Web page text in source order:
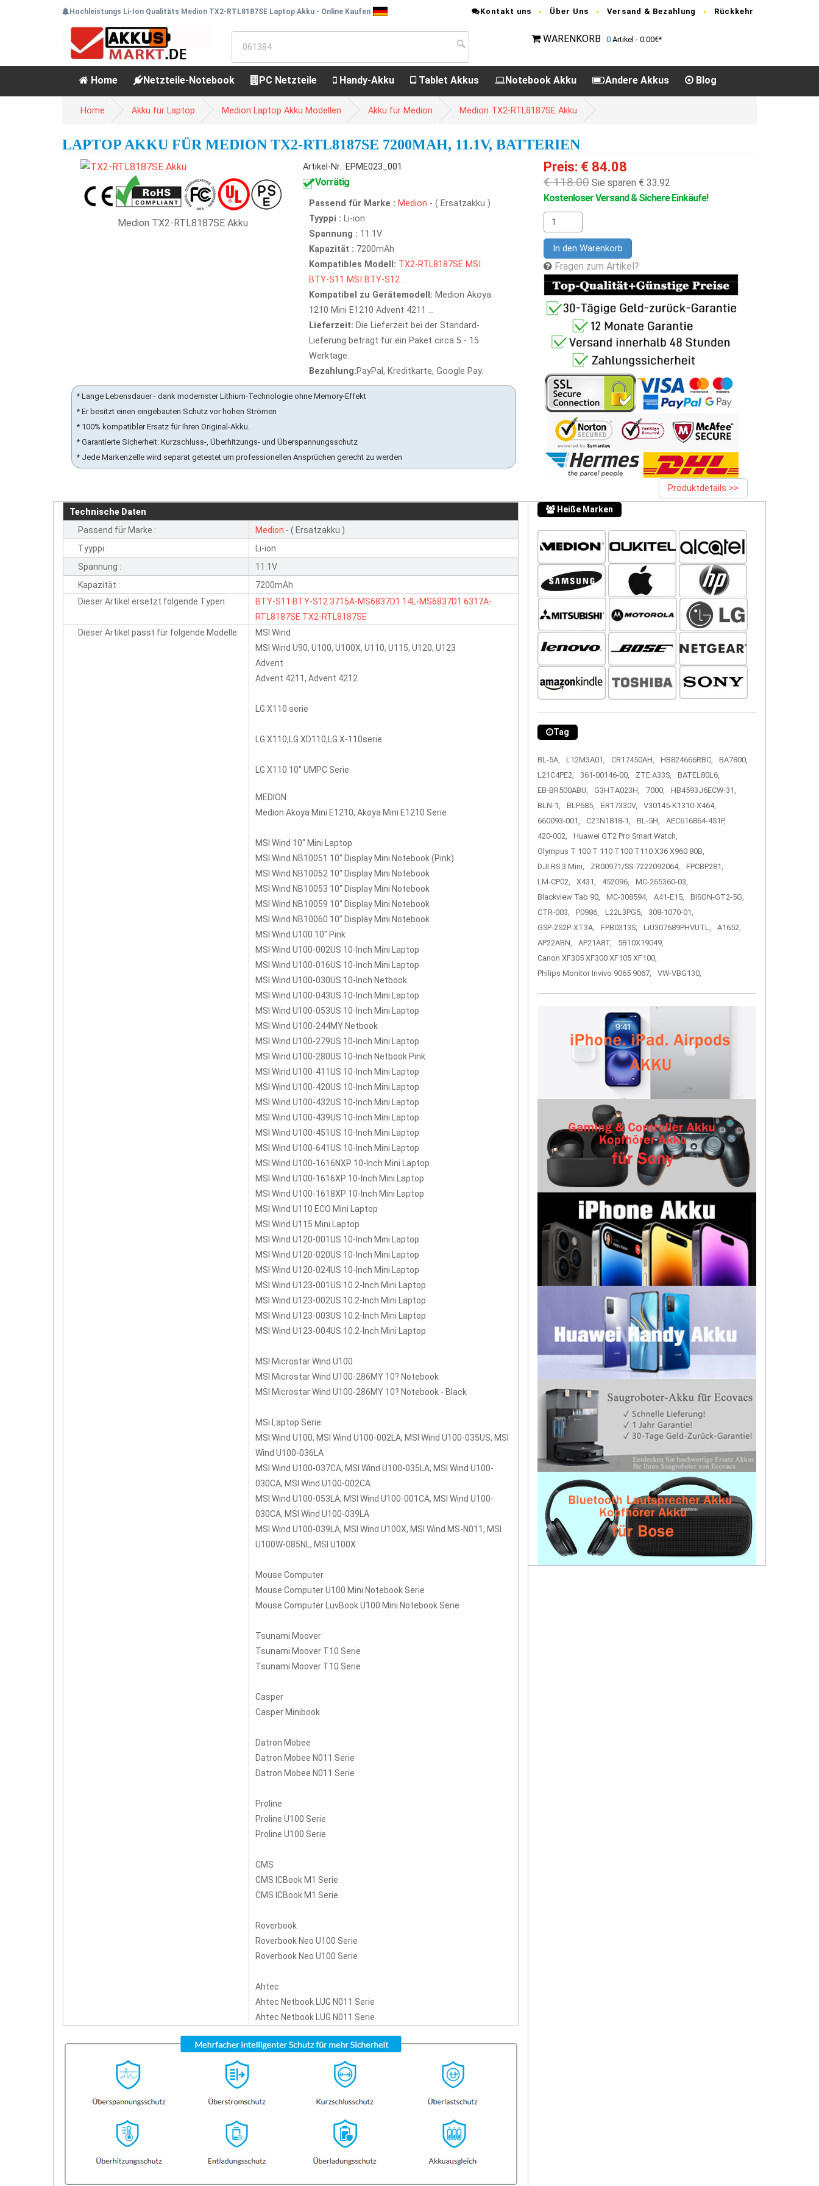
Hochleistungs Li-Ion Qualitäts Medion TX2-RTL8187SE Laptop Akku - Online Kaufen Kontakt uns Über Uns Versand & Bezahlung Rückkehr
WARENKORB 0 Artikel - 0.00€*
Home Netzteile-Notebook PC Netzteile Handy-Akku Tablet Akkus Notebook Akku Andere Akkus Blog
Home Akku für Laptop Medion Laptop Akku Modellen Akku für Medion Medion TX2-RTL8187SE Akku
LAPTOP AKKU FÜR MEDION TX2-RTL8187SE 7200MAH, 11.1V, BATTERIEN
Medion TX2-RTL8187SE Akku
Artikel-Nr.: EPME023_001
Vorrätig
Passend für Marke : Medion - ( Ersatzakku )
Tyyppi : Li-ion
Spannung : 11.1V
Kapazität : 7200mAh
Kompatibles Modell: TX2-RTL8187SE MSI
BTY-S11 MSI BTY-S12 ...
Kompatibel zu Gerätemodell: Medion Akoya
1210 Mini E1210 Advent 4211 ...
Lieferzeit: Die Lieferzeit bei der Standard-
Lieferung beträgt für ein Paket circa 5 - 15
Werktage.
Bezahlung:PayPal, Kreditkarte, Google Pay.
* Lange Lebensdauer - dank modernster Lithium-Technologie ohne Memory-Effekt
* Er besitzt einen eingebauten Schutz vor hohen Strömen
* 100% kompatibler Ersatz für Ihren Original-Akku.
* Garantierte Sicherheit: Kurzschluss-, Überhitzungs- und Überspannungsschutz
* Jede Markenzelle wird separat getestet um professionellen Ansprüchen gerecht zu werden
Preis: € 84.08
€ 118.00 Sie sparen € 33.92
Kostenloser Versand & Sichere Einkäufe!
In den Warenkorb
Fragen zum Artikel?
Produktdetails >>
Technische Daten
Passend für Marke :
Medion - ( Ersatzakku )
Tyyppi :
Li-ion
Spannung :
11.1V
Kapazität :
7200mAh
Dieser Artikel ersetzt folgende Typen:
BTY-S11 BTY-S12 3715A-MS6837D1 14L-MS6837D1 6317A-
RTL8187SE TX2-RTL8187SE
Dieser Artikel passt für folgende Modelle:
MSI Wind
MSI Wind U90, U100, U100X, U110, U115, U120, U123
Advent
Advent 4211, Advent 4212
LG X110 serie
LG X110,LG XD110,LG X-110serie
LG X110 10" UMPC Serie
MEDION
Medion Akoya Mini E1210, Akoya Mini E1210 Serie
MSI Wind 10" Mini Laptop
MSI Wind NB10051 10" Display Mini Notebook (Pink)
MSI Wind NB10052 10" Display Mini Notebook
MSI Wind NB10053 10" Display Mini Notebook
MSI Wind NB10059 10" Display Mini Notebook
MSI Wind NB10060 10" Display Mini Notebook
MSI Wind U100 10" Pink
MSI Wind U100-002US 10-Inch Mini Laptop
MSI Wind U100-016US 10-Inch Mini Laptop
MSI Wind U100-030US 10-Inch Netbook
MSI Wind U100-043US 10-Inch Mini Laptop
MSI Wind U100-053US 10-Inch Mini Laptop
MSI Wind U100-244MY Netbook
MSI Wind U100-279US 10-Inch Mini Laptop
MSI Wind U100-280US 10-Inch Netbook Pink
MSI Wind U100-411US 10-Inch Mini Laptop
MSI Wind U100-420US 10-Inch Mini Laptop
MSI Wind U100-432US 10-Inch Mini Laptop
MSI Wind U100-439US 10-Inch Mini Laptop
MSI Wind U100-451US 10-Inch Mini Laptop
MSI Wind U100-641US 10-Inch Mini Laptop
MSI Wind U100-1616NXP 10-Inch Mini Laptop
MSI Wind U100-1616XP 10-Inch Mini Laptop
MSI Wind U100-1618XP 10-Inch Mini Laptop
MSI Wind U110 ECO Mini Laptop
MSI Wind U115 Mini Laptop
MSI Wind U120-001US 10-Inch Mini Laptop
MSI Wind U120-020US 10-Inch Mini Laptop
MSI Wind U120-024US 10-Inch Mini Laptop
MSI Wind U123-001US 10.2-Inch Mini Laptop
MSI Wind U123-002US 10.2-Inch Mini Laptop
MSI Wind U123-003US 10.2-Inch Mini Laptop
MSI Wind U123-004US 10.2-Inch Mini Laptop
MSI Microstar Wind U100
MSI Microstar Wind U100-286MY 10? Notebook
MSI Microstar Wind U100-286MY 10? Notebook - Black
MSi Laptop Serie
MSI Wind U100, MSI Wind U100-002LA, MSI Wind U100-035US, MSI
Wind U100-036LA
MSI Wind U100-037CA, MSI Wind U100-035LA, MSI Wind U100-
030CA, MSI Wind U100-002CA
MSI Wind U100-053LA, MSI Wind U100-001CA, MSI Wind U100-
030CA, MSI Wind U100-039LA
MSI Wind U100-039LA, MSI Wind U100X, MSI Wind MS-N011, MSI
U100W-085NL, MSI U100X
Mouse Computer
Mouse Computer U100 Mini Notebook Serie
Mouse Computer LuvBook U100 Mini Notebook Serie
Tsunami Moover
Tsunami Moover T10 Serie
Tsunami Moover T10 Serie
Casper
Casper Minibook
Datron Mobee
Datron Mobee N011 Serie
Datron Mobee N011 Serie
Proline
Proline U100 Serie
Proline U100 Serie
CMS
CMS ICBook M1 Serie
CMS ICBook M1 Serie
Roverbook
Roverbook Neo U100 Serie
Roverbook Neo U100 Serie
Ahtec
Ahtec Netbook LUG N011 Serie
Ahtec Netbook LUG N011 Serie
Heiße Marken
Tag
BL-5A, L12M3A01, CR17450AH, HB824666RBC,
BA7800,
L21C4PE2,
361-00146-00, ZTE A33S,
BATEL80L6,
EB-BR500ABU,
G3HTA023H, 7000,
HB4593J6ECW-31,
BLN-1,
BLP685, ER17330V,
V30145-K1310-X464,
660093-001,
C21N1818-1, BL-5H,
AEC616864-4S1P,
420-002,
Huawei GT2 Pro Smart Watch,
Olympus T 100 T 110 T100 T110 X36 X960 80B,
DJI RS 3 Mini,
ZR00971/SS-7222092064,
FPCBP281,
LM-CP02,
X431, 452096,
MC-265360-03,
Blackview Tab 90,
MC-308594, A41-E15,
BISON-GT2-5G,
CTR-003,
P0986, L22L3PG5,
308-1070-01,
GSP-2S2P-XT3A,
FPB0313S, LiU307689PHVUTL,
A1652,
AP22ABN,
AP21A8T,
5B10X19049,
Canon XF305 XF300 XF105 XF100,
Philips Monitor Invivo 9065 9067,
VW-VBG130,